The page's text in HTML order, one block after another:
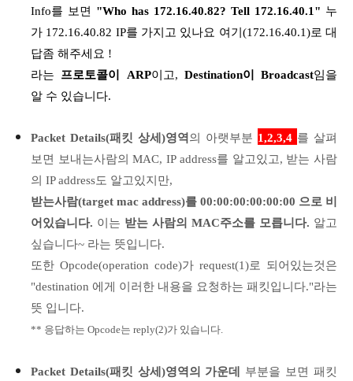
Info를 보면 "Who has 172.16.40.82? Tell 172.16.40.1" 누
가 172.16.40.82 IP를 가지고 있나요 여기(172.16.40.1)로 대
답좀 해주세요 !
라는 프로토콜이 ARP이고, Destination이 Broadcast임을
알 수 있습니다.
Packet Details(패킷 상세)영역 의 아랫부분 1,2,3,4 를 살펴
보면 보내는사람의 MAC, IP address를 알고있고, 받는 사람
의 IP address도 알고있지만,
받는사람(target mac address)를 00:00:00:00:00:00 으로 비
어있습니다. 이는 받는 사람의 MAC주소를 모릅니다. 알고
싶습니다~ 라는 뜻입니다.
또한 Opcode(operation code)가 request(1)로 되어있는것은
"destination 에게 이러한 내용을 요청하는 패킷입니다."라는
뜻 입니다.
** 응답하는 Opcode는 reply(2)가 있습니다.
Packet Details(패킷 상세)영역의 가운데
부분을 보면 패킷